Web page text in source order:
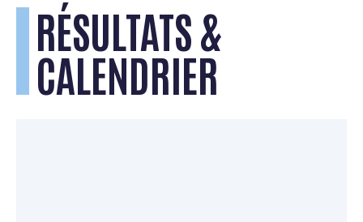
RÉSULTATS &
CALENDRIER